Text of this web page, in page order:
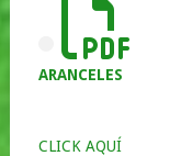
ARANCELES
CLICK AQUÍ